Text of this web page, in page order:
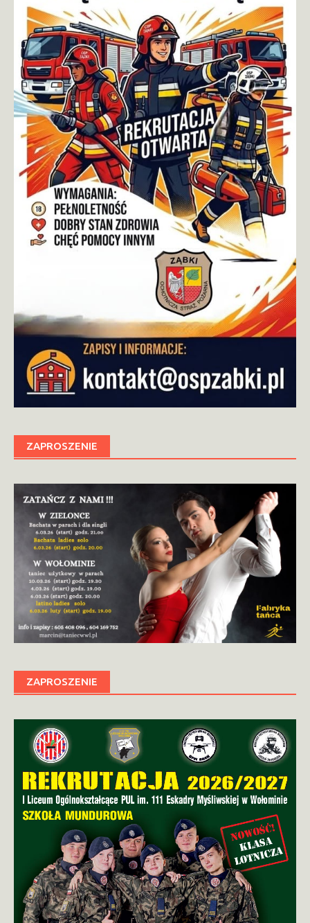
ZAPROSZENIE
ZAPROSZENIE